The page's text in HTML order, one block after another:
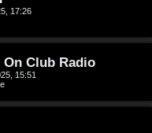
17:26
On Club Radio
15:51